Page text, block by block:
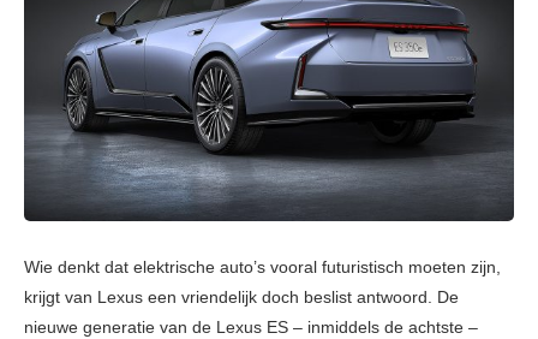
Wie denkt dat elektrische auto’s vooral futuristisch moeten zijn,
krijgt van Lexus een vriendelijk doch beslist antwoord. De
nieuwe generatie van de Lexus ES – inmiddels de achtste –